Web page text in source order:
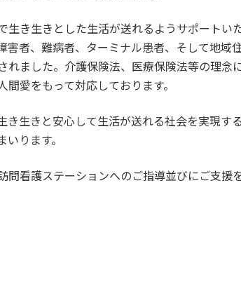
生き生きとした生活が送れるようサポートい
害者、難病者、ターミナル患者、そして地域
れました。介護保険法、医療保険法等の理念
愛をもって対応しております。
き生きと安心して生活が送れる社会を実現す
ります。
問看護ステーションへのご指導並びにご支援